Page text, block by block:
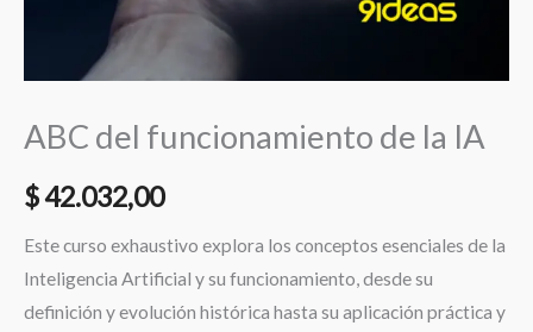
ABC del funcionamiento de la IA
$42.032,00
Este curso exhaustivo explora los conceptos esenciales de la
Inteligencia Artificial y su funcionamiento, desde su
definición y evolución histórica hasta su aplicación práctica y